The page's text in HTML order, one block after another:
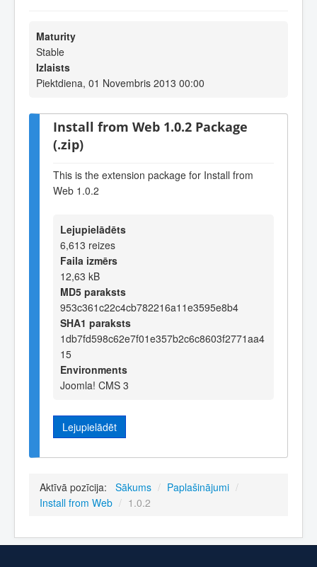
Maturity
Stable
Izlaists
Piektdiena, 01 Novembris 2013 00:00
Install from Web 1.0.2 Package
(.zip)
This is the extension package for Install from
Web 1.0.2
Lejupielādēts
6,613 reizes
Faila izmērs
12,63 kB
MD5 paraksts
953c361c22c4cb782216a11e3595e8b4
SHA1 paraksts
1db7fd598c62e7f01e357b2c6c8603f2771aa4
15
Environments
Joomla! CMS 3
Lejupielādēt
Aktīvā pozīcija: Sākums / Paplašinājumi /
Install from Web / 1.0.2